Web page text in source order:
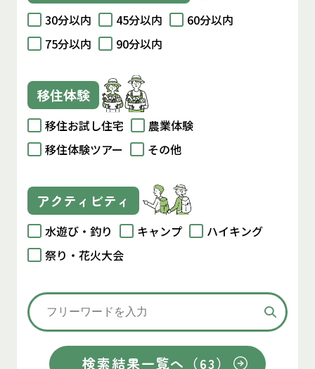
30分以内 45分以内
60分以内
75分以内
90分以内
移住体験
移住お試し住宅
農業体験
移住体験ツアー
その他
アクティビティ
水遊び・釣り キャンプ
ハイキング
祭り・花火大会